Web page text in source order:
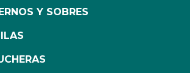
Y SOBRES